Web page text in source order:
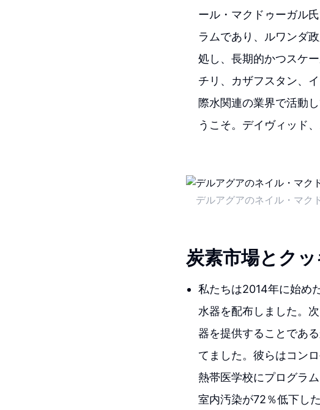
ール・マクドゥーガル
ラムであり、ルワンダ
処し、長期的かつスケ
チリ、カザフスタン、
際水関連の業界で活動
うこそ。デイヴィッド
デルアグアのネイル・マク
炭素市場とク
私たちは2014年に始め
水器を配布しました。
器を提供することであ
てました。彼らはコン
熱帯医学校にプログラ
室内汚染が72％低下し